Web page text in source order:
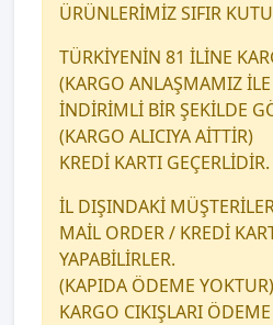
ÜRÜNLERİMİZ SIFIR
TÜRKİYENİN 81 İLİNE
(KARGO ANLAŞMAMIZ
İNDİRİMLİ BİR ŞEKİLDE
(KARGO ALICIYA AİTTİR)
KREDİ KARTI GEÇERLİDİR.
İL DIŞINDAKİ
MAİL ORDER / KREDİ
YAPABİLİRLER.
(KAPIDA ÖDEME YOKTUR)
KARGO CIKIŞLARI